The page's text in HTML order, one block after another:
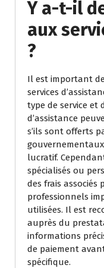
Y a-t-il
aux
?
Il est important
services
type de service et
d’assistance
s’ils sont offerts
lucratif.
spécialisés ou
des frais associés
professionnels
utilisées. Il est
auprès du
informations
de paiement
spécifique.